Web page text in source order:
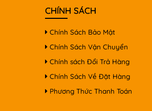
CHÍNH SÁCH
Chính Sách Bảo Mật
Chính Sách Vận Chuyển
Chính sách Đổi Trả Hàng
Chính Sách Về Đặt Hàng
Phương Thức Thanh Toán